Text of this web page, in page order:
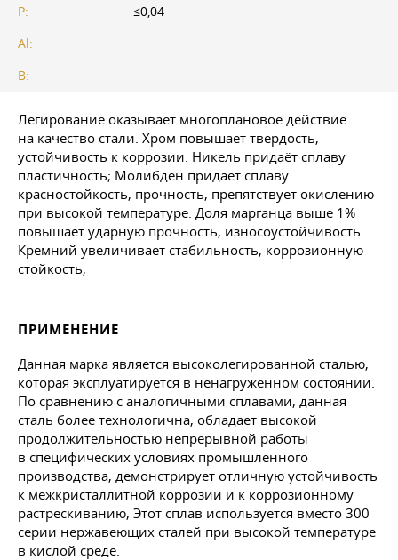
P:
≤0,04
Al:
В:
Легирование оказывает многоплановое действие
на качество стали. Хром повышает твердость,
устойчивость к коррозии. Никель придаёт сплаву
пластичность; Молибден придаёт сплаву
красностойкость, прочность, препятствует окислению
при высокой температуре. Доля марганца выше 1%
повышает ударную прочность, износоустойчивость.
Кремний увеличивает стабильность, коррозионную
стойкость;
ПРИМЕНЕНИЕ
Данная марка является высоколегированной сталью,
которая эксплуатируется в ненагруженном состоянии.
По сравнению с аналогичными сплавами, данная
сталь более технологична, обладает высокой
продолжительностью непрерывной работы
в специфических условиях промышленного
производства, демонстрирует отличную устойчивость
к межкристаллитной коррозии и к коррозионному
растрескиванию, Этот сплав используется вместо 300
серии нержавеющих сталей при высокой температуре
в кислой среде.